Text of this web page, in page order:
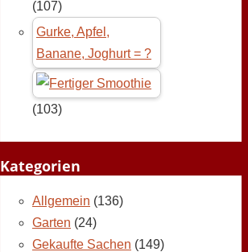
(107)
Gurke, Apfel,
Banane, Joghurt = ?
(103)
Kategorien
Allgemein (136)
Garten (24)
Gekaufte Sachen (149)